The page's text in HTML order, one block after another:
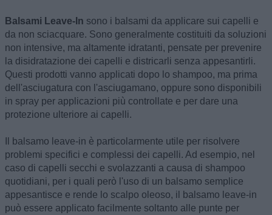
Balsami Leave-In sono i balsami da applicare sui capelli e
da non sciacquare. Sono generalmente costituiti da soluzioni
non intensive, ma altamente idratanti, pensate per prevenire
la disidratazione dei capelli e districarli senza appesantirli.
Questi prodotti vanno applicati dopo lo shampoo, ma prima
dell'asciugatura con l'asciugamano, oppure sono disponibili
in spray per applicazioni più controllate e per dare una
protezione ulteriore ai capelli.
Il balsamo leave-in è particolarmente utile per risolvere
problemi specifici e complessi dei capelli. Ad esempio, nel
caso di capelli secchi e svolazzanti a causa di shampoo
quotidiani, per i quali però l'uso di un balsamo semplice
appesantisce e rende lo scalpo oleoso, il balsamo leave-in
può essere applicato facilmente soltanto alle punte per